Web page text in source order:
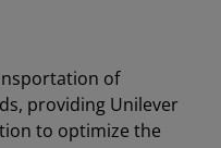
of
providing Unilever
to optimize the